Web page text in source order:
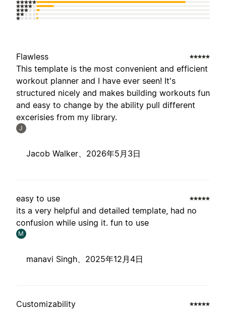
Flawless
This template is the most convenient and efficient
workout planner and I have ever seen! It's
structured nicely and makes building workouts fun
and easy to change by the ability pull different
excerisies from my library.
J
Jacob Walker、 2026年5月3日
easy to use
its a very helpful and detailed template, had no
confusion while using it. fun to use
M
manavi Singh、 2025年12月4日
Customizability